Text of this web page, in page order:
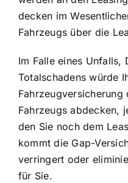
decken im
Fahrzeugs über die
Im Falle eines Unfalls,
Totalschadens würde
Fahrzeugversicherung
Fahrzeugs abdecken,
den Sie noch dem
kommt die Gap-
verringert oder
für Sie.